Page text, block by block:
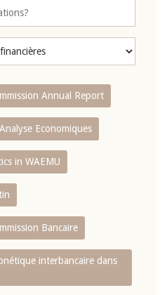
Annual Report
Economiques
in WAEMU
Bancaire
interbancaire dans